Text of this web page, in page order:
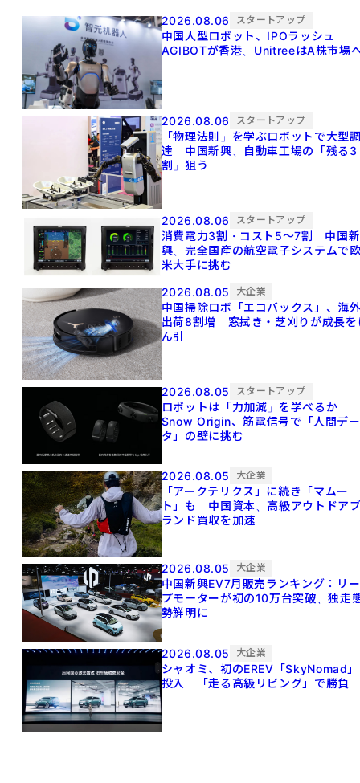
2026.08.06 スタートアップ
中国人型ロボット、IPOラッシュ
AGIBOTが香港、UnitreeはA株市場
2026.08.06 スタートアップ
「物理法則」を学ぶロボットで大型
達 中国新興、自動車工場の「残る3
割」狙う
2026.08.06 スタートアップ
消費電力3割・コスト5〜7割 中国新
興、完全国産の航空電子システムで
米大手に挑む
2026.08.05
大企業
中国掃除ロボ「エコバックス」、海
出荷8割増 窓拭き・芝刈りが成長を
ん引
2026.08.05 スタートアップ
ロボットは「力加減」を学べるか
Snow Origin、筋電信号で「人間デー
タ」の壁に挑む
2026.08.05 大企業
「アークテリクス」に続き「マムー
ト」も 中国資本、高級アウトドア
ランド買収を加速
2026.08.05 大企業
中国新興EV7月販売ランキング：リー
プモーターが初の10万台突破、独走
勢鮮明に
2026.08.05 大企業
シャオミ、初のEREV「SkyNomad」
投入 「走る高級リビング」で勝負